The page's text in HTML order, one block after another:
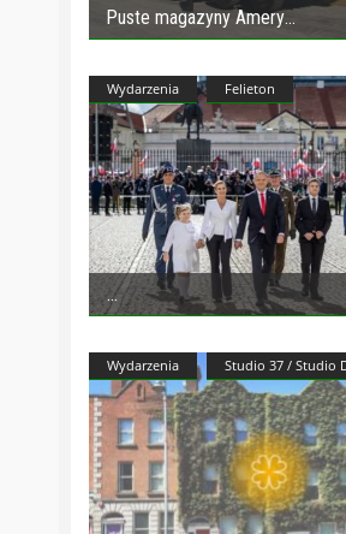
Puste magazyny Amery
Wydarzenia Felieton
Wydarzenia Studio 37 / Studio